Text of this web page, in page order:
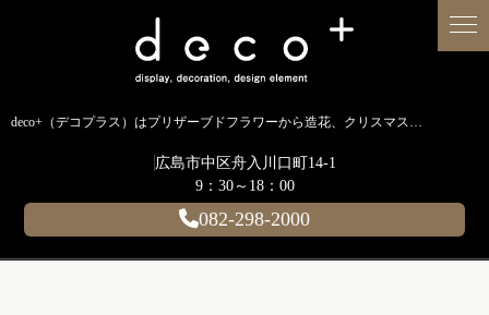
deco+（デコプラス）はプリザーブドフラワーから造花、クリスマス装飾、イルミネーションに至るまで扱う広島のディスプレイ専門ショップです。
広島市中区舟入川口町14-1
9：30～18：00
082-298-2000